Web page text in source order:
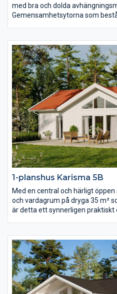
med bra och dolda
Gemensamhetsytorna som
från gavelspetsarna i båda
föräldrasovrummet har lyxigt
ändan av huset hittar du
1-planshus Karisma 5B
Med en central och härligt
och vardagrum på dryga 35 m²
är detta ett synnerligen